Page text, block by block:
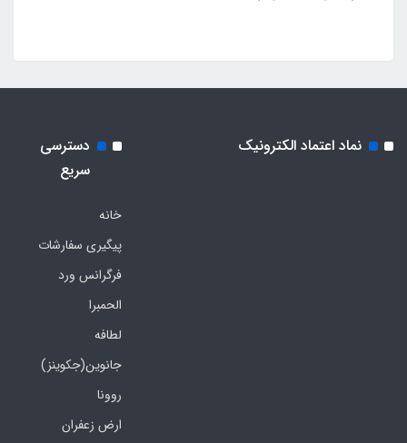
نماد اعتماد الکترونیک
دسترسی
سریع
خانه
پیگیری سفارشات
فرگرانس ورد
الحمبرا
لطافه
جانوین(جکوینز)
روونا
ارض زعفران